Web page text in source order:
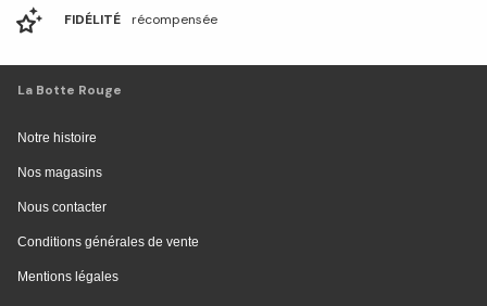
FIDÉLITÉ récompensée
La Botte Rouge
Notre histoire
Nos magasins
Nous contacter
Conditions générales de vente
Mentions légales